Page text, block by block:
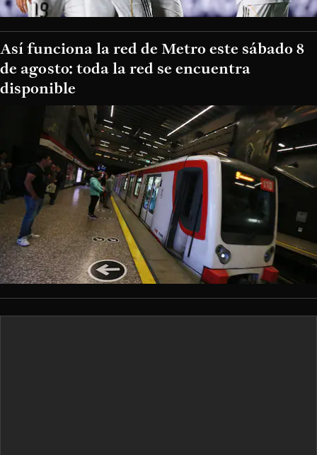
Así funciona la red de Metro este sábado 8
de agosto: toda la red se encuentra
disponible